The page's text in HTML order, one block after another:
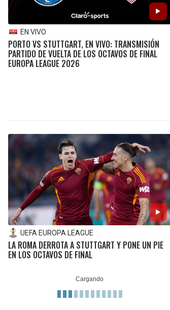
EN VIVO
PORTO VS STUTTGART, EN VIVO: TRANSMISIÓN
PARTIDO DE VUELTA DE LOS OCTAVOS DE FINAL
EUROPA LEAGUE 2026
UEFA EUROPA LEAGUE
LA ROMA DERROTA A STUTTGART Y PONE UN PIE
EN LOS OCTAVOS DE FINAL